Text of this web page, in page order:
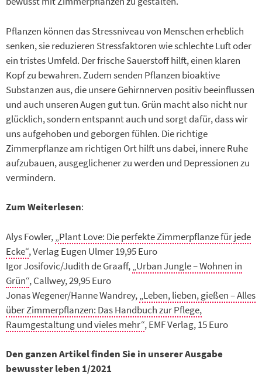
Pflanzen können das Stress­niveau von Menschen erheblich
senken, sie reduzieren Stressfaktoren wie schlechte Luft oder
ein tristes Umfeld. Der frische Sauerstoff hilft, einen klaren
Kopf zu bewahren. Zudem senden Pflanzen bioaktive
Substanzen aus, die unsere Gehirnnerven positiv beeinflussen
und auch unseren Augen gut tun. Grün macht also nicht nur
glücklich, sondern entspannt auch und sorgt dafür, dass wir
uns aufgehoben und geborgen fühlen. Die richtige
Zimmerpflanze am richtigen Ort hilft uns dabei, innere Ruhe
aufzubauen, ausgeglichener zu werden und Depressionen zu
vermindern.
Zum Weiterlesen:
Alys Fowler,„Plant Love: Die perfekte Zimmerpflanze für jede
Ecke“, Verlag Eugen Ulmer 19,95 Euro
Igor Josifovic/Judith de Graaff,„Urban Jungle – Wohnen in
Grün“, Callwey, 29,95 Euro
Jonas Wegener/Hanne Wandrey,„Leben, lieben, gießen – Alles
über Zimmerpflanzen: Das Handbuch zur Pflege,
Raumgestaltung und vieles mehr“, EMF Verlag, 15 Euro
Den ganzen Artikel finden Sie in unserer Ausgabe
bewusster leben 1/2021